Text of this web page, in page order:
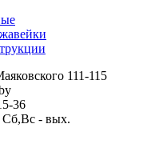
111-115
36
- вых.